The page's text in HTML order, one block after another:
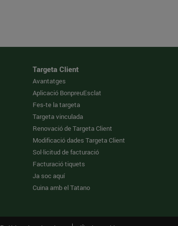
Targeta Client
Avantatges
Aplicació BonpreuEsclat
Fes-te la targeta
Targeta vinculada
Renovació de Targeta Client
Modificació dades Targeta Client
Sol·licitud de facturació
Facturació tiquets
Ja soc aquí
Cuina amb el Tatano